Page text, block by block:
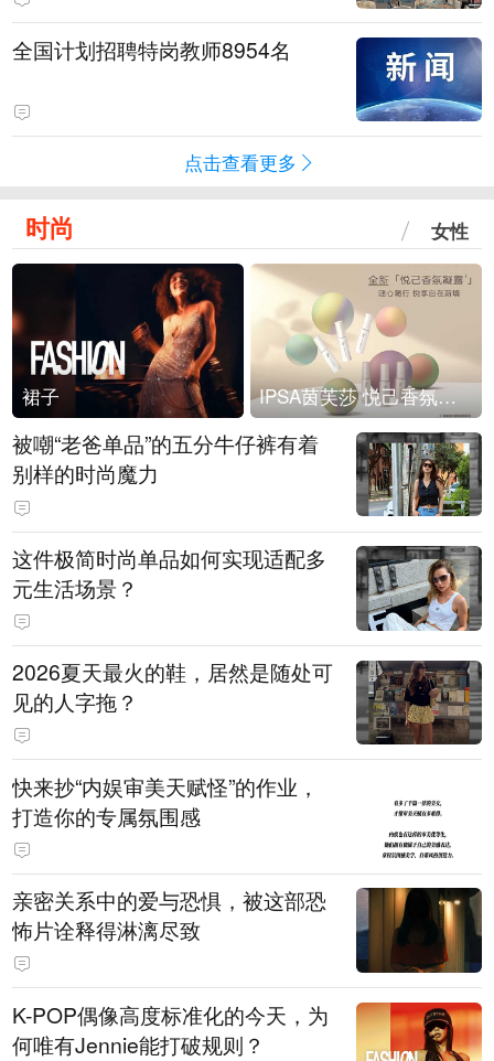
全国计划招聘特岗教师8954名
点击查看更多
时尚 女性
裙子 IPSA茵芙莎 悦己香氛凝露上市
被嘲“老爸单品”的五分牛仔裤有着
别样的时尚魔力
这件极简时尚单品如何实现适配多
元生活场景？
2026夏天最火的鞋，居然是随处可
见的人字拖？
快来抄“内娱审美天赋怪”的作业，
打造你的专属氛围感
亲密关系中的爱与恐惧，被这部恐
怖片诠释得淋漓尽致
K-POP偶像高度标准化的今天，为
何唯有Jennie能打破规则？